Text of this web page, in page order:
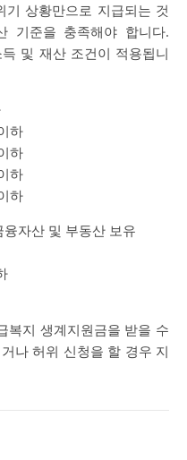
상황만으로 지급되는 것
기준을 충족해야 합니다.
및 재산 조건이 적용됩니
하
하
하
하
자산 및 부동산 보유
복지 생계지원금을 받을 수
나 허위 신청을 할 경우 지